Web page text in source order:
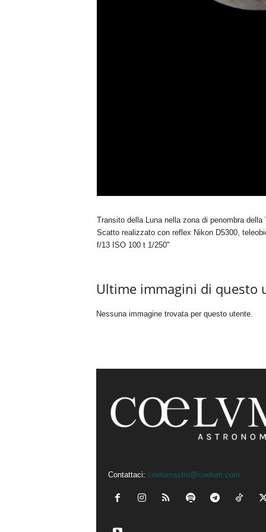
Transito della Luna nella zona di penombra della
Scatto realizzato con reflex Nikon D5300,
f/13 ISO 100 t 1/250"
Ultime immagini di questo
Nessuna immagine trovata per questo utente.
Contattaci: coelumastro@coelum.com